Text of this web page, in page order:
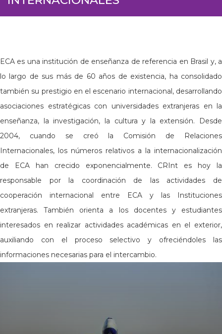
ECA es una institución de enseñanza de referencia en Brasil y, a
lo largo de sus más de 60 años de existencia, ha consolidado
también su prestigio en el escenario internacional, desarrollando
asociaciones estratégicas con universidades extranjeras en la
enseñanza, la investigación, la cultura y la extensión. Desde
2004, cuando se creó la Comisión de Relaciones
Internacionales, los números relativos a la internacionalización
de ECA han crecido exponencialmente. CRInt es hoy la
responsable por la coordinación de las actividades de
cooperación internacional entre ECA y las Instituciones
extranjeras. También orienta a los docentes y estudiantes
interesados en realizar actividades académicas en el exterior,
auxiliando con el proceso selectivo y ofreciéndoles las
informaciones necesarias para el intercambio.